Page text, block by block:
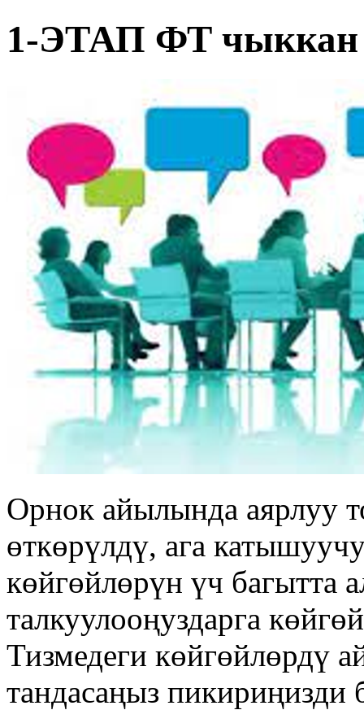
1-ЭТАП ФТ чыккан
Орнок айылында аярлуу
өткөрүлдү, ага
көйгөйлөрүн үч багытта
талкуулооңуздарга
Тизмедеги көйгөйлөрдү
тандасаңыз пикириңизди